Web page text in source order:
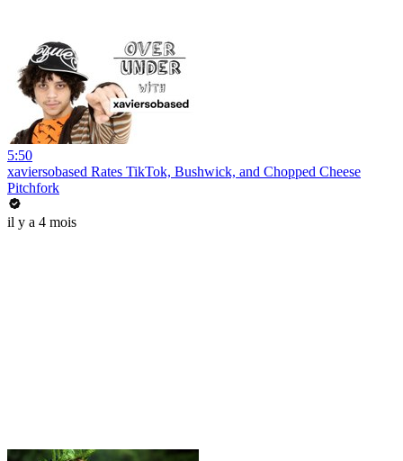
5:50
xaviersobased Rates TikTok, Bushwick, and Chopped Cheese
Pitchfork
il y a 4 mois